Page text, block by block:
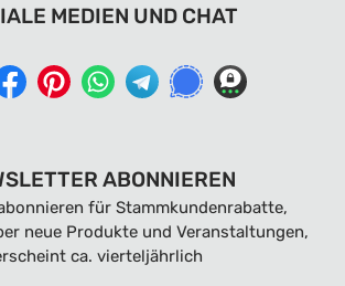
MEDIEN UND CHAT
ABONNIEREN
für Stammkundenrabatte,
neue Produkte und Veranstaltungen,
ca. vierteljährlich